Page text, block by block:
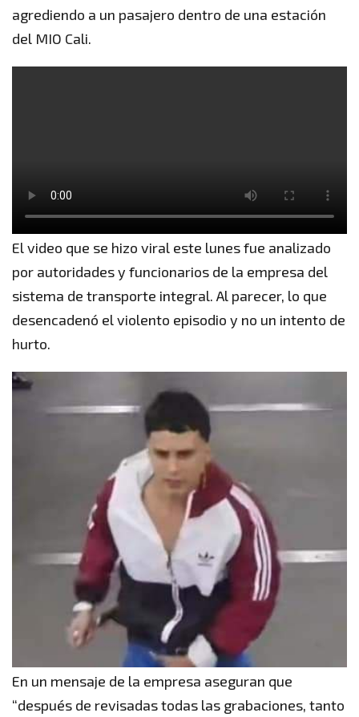
agrediendo a un pasajero dentro de una estación
del MIO Cali.
El video que se hizo viral este lunes fue analizado
por autoridades y funcionarios de la empresa del
sistema de transporte integral. Al parecer, lo que
desencadenó el violento episodio y no un intento de
hurto.
En un mensaje de la empresa aseguran que
“después de revisadas todas las grabaciones, tanto